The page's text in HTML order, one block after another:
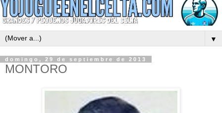
▼
domingo, 29 de septiembre de 2013
MONTORO